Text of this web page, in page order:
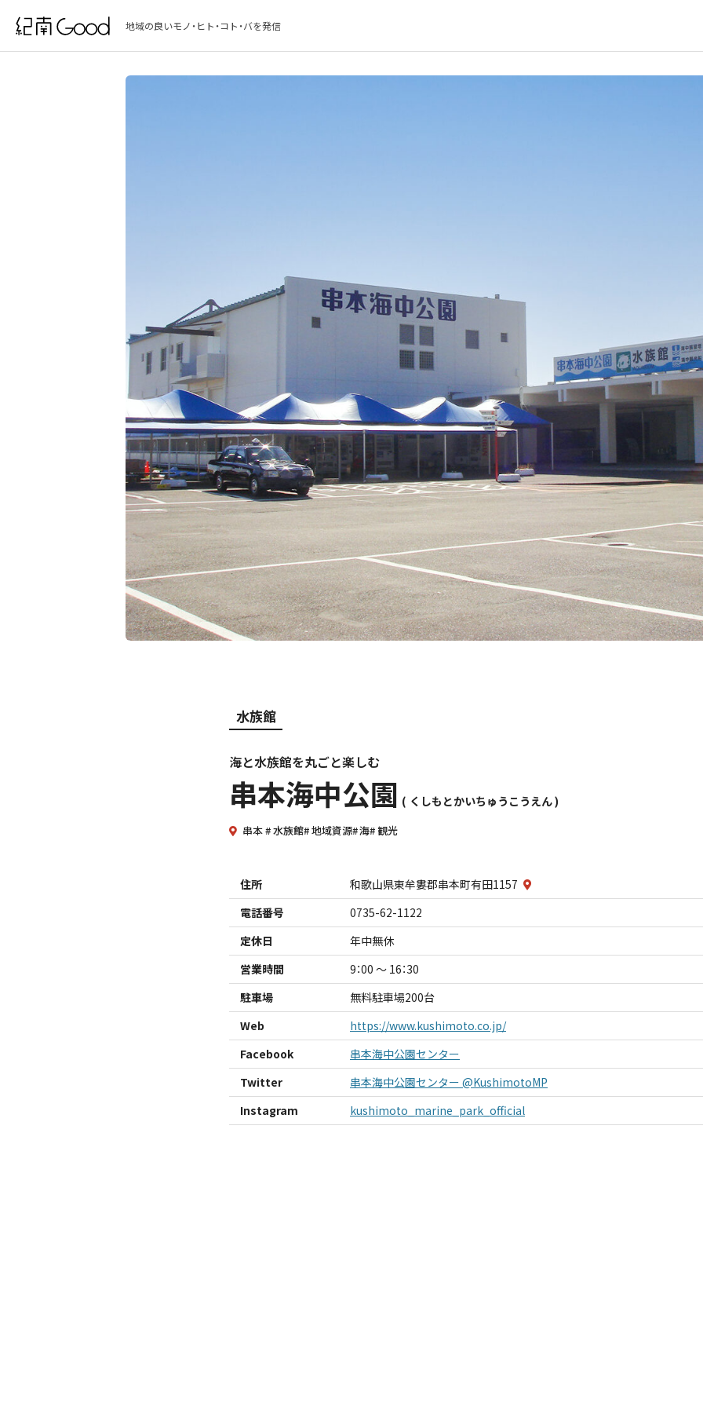
地域の良いモノ・ヒト・コト・バを発信
水族館
海と水族館を丸ごと楽しむ
串本海中公園 くしもとかいちゅうこうえん
串本 水族館 地域資源 海 観光
住所
和歌山県東牟婁郡串本町有田1157
電話番号
0735-62-1122
定休日
年中無休
営業時間
9：00 ～ 16：30
駐車場
無料駐車場200台
Web
https://www.kushimoto.co.jp/
Facebook
串本海中公園センター
Twitter
串本海中公園センター @KushimotoMP
Instagram
kushimoto_marine_park_official